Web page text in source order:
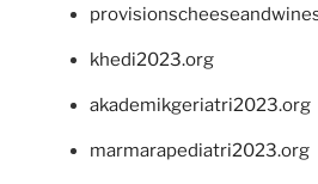
khedi2023.org
akademikgeriatri2023.org
marmarapediatri2023.org